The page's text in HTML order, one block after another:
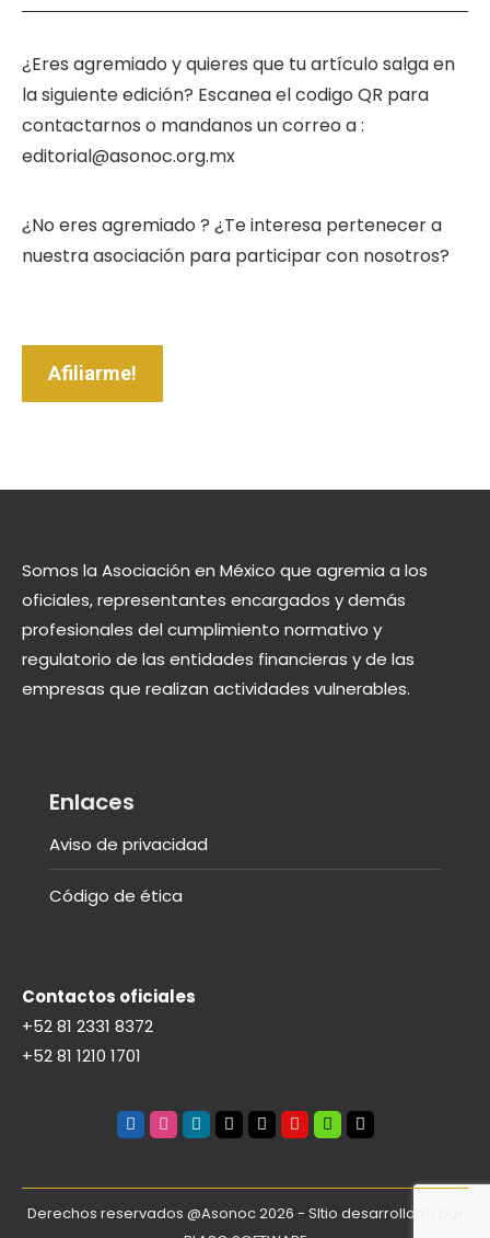
¿Eres agremiado y quieres que tu artículo salga en
la siguiente edición? Escanea el codigo QR para
contactarnos o mandanos un correo a :
editorial@asonoc.org.mx
¿No eres agremiado ? ¿Te interesa pertenecer a
nuestra asociación para participar con nosotros?
Afiliarme!
Somos la Asociación en México que agremia a los
oficiales, representantes encargados y demás
profesionales del cumplimiento normativo y
regulatorio de las entidades financieras y de las
empresas que realizan actividades vulnerables.
Enlaces
Aviso de privacidad
Código de ética
Contactos oficiales
+52 81 2331 8372
+52 81 1210 1701
Instagram
Linkedin Threads
You SpotifyTiktok
Derechos reservados @Asonoc 2026 - SItio desarrollado por